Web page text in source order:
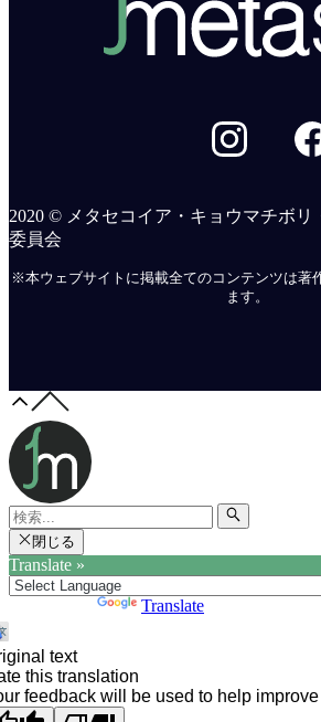
2020 © メタセコイア・キョウマチボリ
委員会
※本ウェブサイトに掲載全てのコンテンツは著
ます。
閉じる
Translate »
Translate
text
this translation
feedback will be used to help